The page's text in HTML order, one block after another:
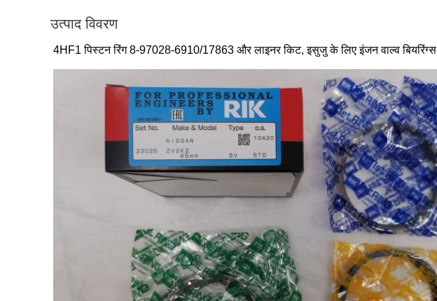
उत्पाद विवरण
4HF1 पिस्टन रिंग 8-97028-6910/17863 और लाइनर किट, इसुजु के लिए इंजन वाल्व बियरिंग्स